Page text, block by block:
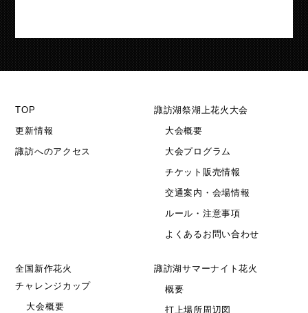
TOP
更新情報
諏訪へのアクセス
諏訪湖祭湖上花火大会
大会概要
大会プログラム
チケット販売情報
交通案内・会場情報
ルール・注意事項
よくあるお問い合わせ
全国新作花火
チャレンジカップ
大会概要
諏訪湖サマーナイト花火
概要
打上場所周辺図